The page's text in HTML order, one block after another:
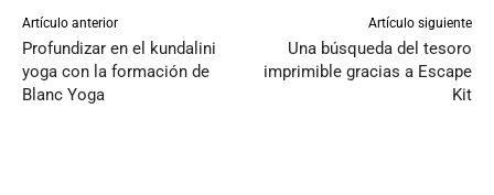
Artículo anterior
Profundizar en el kundalini
yoga con la formación de
Blanc Yoga
Artículo siguiente
Una búsqueda del tesoro
imprimible gracias a Escape
Kit